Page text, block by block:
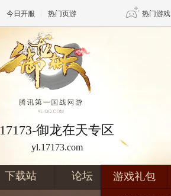
今日开服 热门页游 热门游戏
魔兽
天堂
王权与自由 诛仙世界
17173-御龙在天专区
yl.17173.com
下载站 论坛 游戏礼包